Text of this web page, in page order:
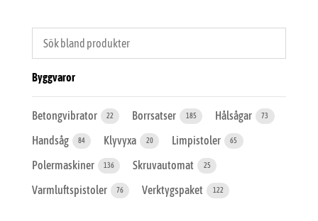
Byggvaror
Betongvibrator 22 Borrsatser 185 Hålsågar 73
Handsåg 84 Klyvyxa 20 Limpistoler 65
Polermaskiner 136 Skruvautomat 25
Varmluftspistoler 76 Verktygspaket 122